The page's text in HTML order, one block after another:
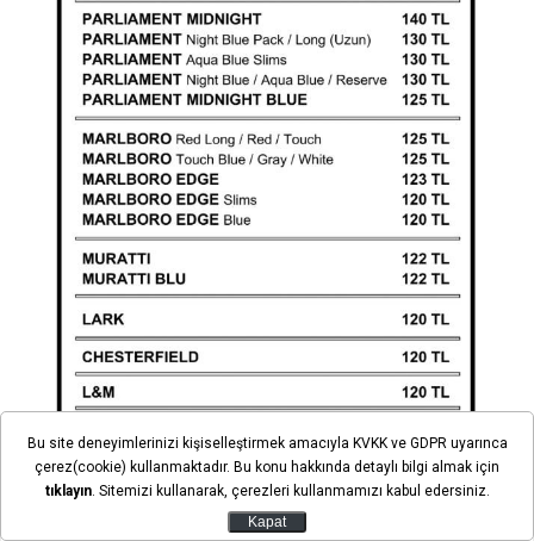
Bu site deneyimlerinizi kişiselleştirmek amacıyla KVKK ve GDPR uyarınca
çerez(cookie) kullanmaktadır. Bu konu hakkında detaylı bilgi almak için
tıklayın. Sitemizi kullanarak, çerezleri kullanmamızı kabul edersiniz.
Kapat